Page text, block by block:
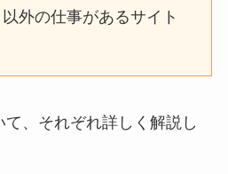
外の仕事があるサイト
て、それぞれ詳しく解説し